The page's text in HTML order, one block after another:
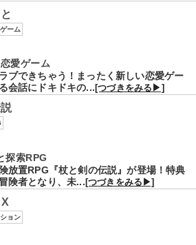
ーム
愛ゲーム
ブできちゃう！まったく新しい恋愛ゲー
会話にドキドキの...[つづきをみる▶]
探索RPG
放置RPG『杖と剣の伝説』が登場！特典
険者となり、未...[つづきをみる▶]
ョン